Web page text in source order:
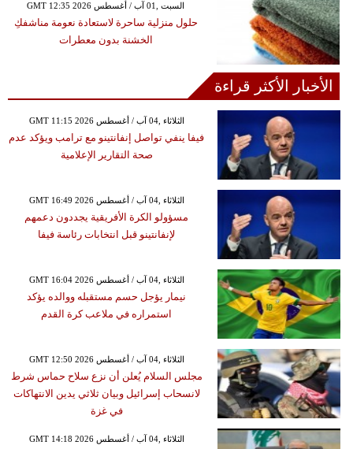
GMT 12:35 2026 السبت ,01 آب / أغسطس
حلول منزلية ساحرة لاستعادة نعومة مناشفكِ
الخشنة بدون معطرات
الأخبار الأكثر قراءة
GMT 11:15 2026 الثلاثاء ,04 آب / أغسطس
فيفا ينفي تواصل إنفانتينو مع ترامب ويؤكد عدم
صحة التقارير الإعلامية
GMT 16:49 2026 الثلاثاء ,04 آب / أغسطس
مسؤولو الكرة الأفريقية يجددون دعمهم
لإنفانتينو قبل انتخابات رئاسة فيفا
GMT 16:04 2026 الثلاثاء ,04 آب / أغسطس
نيمار يؤجل حسم مستقبله ووالده يؤكد
استمراره في ملاعب كرة القدم
GMT 12:50 2026 الثلاثاء ,04 آب / أغسطس
مجلس السلام يُعلن أن نزع سلاح حماس شرط
لانسحاب إسرائيل وبيان ثلاثي يدين الانتهاكات
في غزة
GMT 14:18 2026 الثلاثاء ,04 آب / أغسطس